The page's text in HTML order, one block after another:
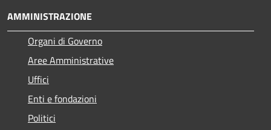
AMMINISTRAZIONE
Organi di Governo
Aree Amministrative
Uffici
Enti e fondazioni
Politici